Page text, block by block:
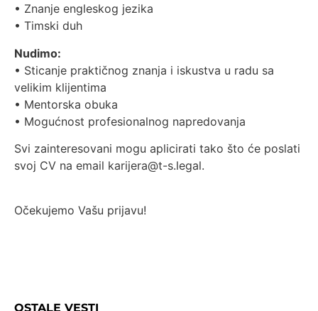
• Znanje engleskog jezika
• Timski duh
Nudimo:
• Sticanje praktičnog znanja i iskustva u radu sa
velikim klijentima
• Mentorska obuka
• Mogućnost profesionalnog napredovanja
Svi zainteresovani mogu aplicirati tako što će poslati
svoj CV na email karijera@t-s.legal.
Očekujemo Vašu prijavu!
OSTALE VESTI